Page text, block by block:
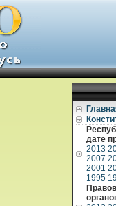
дате
2013
2007
2001
1995